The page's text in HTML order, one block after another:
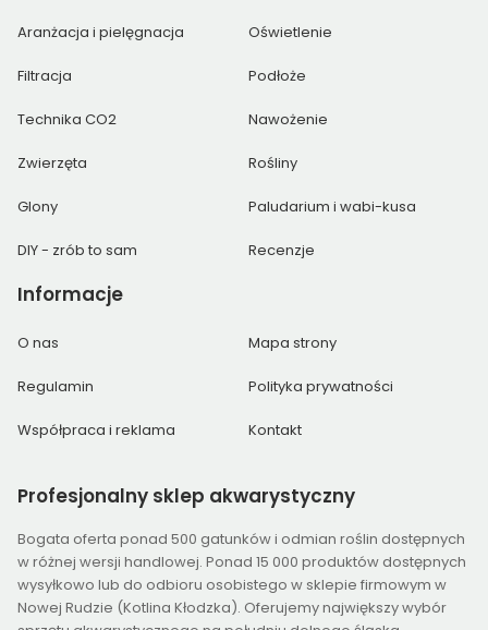
Aranżacja i pielęgnacja Oświetlenie
Filtracja Podłoże
Technika CO2 Nawożenie
Zwierzęta Rośliny
Glony Paludarium i wabi-kusa
DIY - zrób to sam Recenzje
Informacje
O nas Mapa strony
Regulamin Polityka prywatności
Współpraca i reklama Kontakt
Profesjonalny sklep akwarystyczny
Bogata oferta ponad 500 gatunków i odmian roślin dostępnych
w różnej wersji handlowej. Ponad 15 000 produktów dostępnych
wysyłkowo lub do odbioru osobistego w sklepie firmowym w
Nowej Rudzie (Kotlina Kłodzka). Oferujemy największy wybór